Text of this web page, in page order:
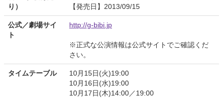
り）
【発売日】2013/09/15
公式／劇場サイ
ト
http://g-bibi.jp
※正式な公演情報は公式サイトでご確認くだ
さい。
タイムテーブル
10月15日(火)19:00
10月16日(水)19:00
10月17日(木)14:00／19:00